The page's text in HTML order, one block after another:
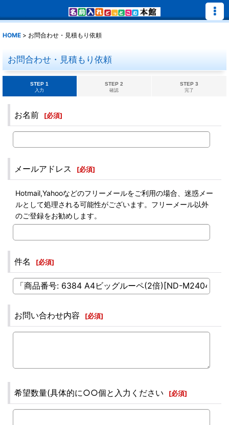
HOME > お問合わせ・見積もり依頼
お問合わせ・見積もり依頼
STEP 1
入力
STEP 2
確認
STEP 3
完了
お名前 [必須]
メールアドレス [必須]
Hotmail,Yahooなどのフリーメールをご利用の場合、迷惑メー
ルとして処理される可能性がございます。フリーメール以外
のご登録をお勧めします。
件名 [必須]
お問い合わせ内容 [必須]
希望数量(具体的に○○個と入力ください [必須]